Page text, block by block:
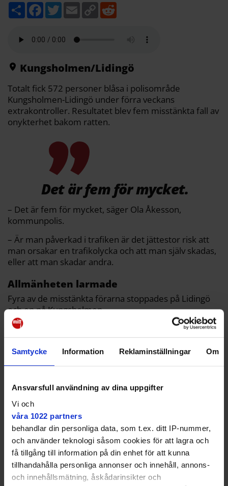
Samtycke Information Reklaminställningar Om
Ansvarsfull användning av dina uppgifter
Vi och
våra 1022 partners
behandlar din personliga data, som t.ex. ditt IP-nummer,
och använder teknologi såsom cookies för att lagra och
få tillgång till information på din enhet för att kunna
tillhandahålla personliga annonser och innehåll, annons-
och innehållsmätning, åskådarinsikter och
D
e
F
b
T
w
t
E
m
C
o
k
Kungsholmen/Lidingö
Totalt fick 572 personer blåsa i polisområde
Kungsholmen-Lidingö under förra veckans
extrakontroller. Resultatet blev fem misstänkta fall av
onykterhet bakom ratten.
Det är fem för mycket.
– Det är fem för mycket, säger Ola Åkesson,
kommunpolis.
– Är man påverkad i trafiken är det jättestor risk att
man orsakar en trafikolycka och att man själv skadas,
eller att man skadar andra.
Allmänheten larmade
Fyra av de misstänkta förarna stoppades på Lidingö
och en på Kungsholmen.
Tre för alkohol och två för knark
Mellan den 8 och 14 juni genomförde polisen
extra nykterhetskontroller under nationella
trafikveckan.
572 utandningsprov genomfördes då på Lidingö
och Kungsholmen.
Tre personer misstänks för rattfylleri där de
hade intagit alkohol över straffbar gräns.
I fyra av fallen handlade det om polisens egna
rutinkontroller där bilister vinkades in. Det femte
fallet, på Lidingö, upptäcktes efter att allmänheten
ringt in och tipsat om en bilist som körde fort och